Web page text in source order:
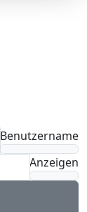
Benutzername
Anzeigen